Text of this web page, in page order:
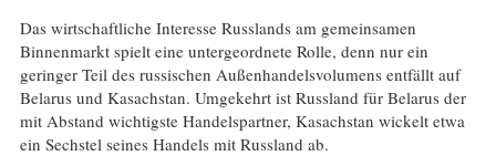
Das wirtschaftliche Interesse Russlands am gemeinsamen
Binnenmarkt spielt eine untergeordnete Rolle, denn nur ein
geringer Teil des russischen Außenhandelsvolumens entfällt auf
Belarus und Kasachstan. Umgekehrt ist Russland für Belarus der
mit Abstand wichtigste Handelspartner, Kasachstan wickelt etwa
ein Sechstel seines Handels mit Russland ab.